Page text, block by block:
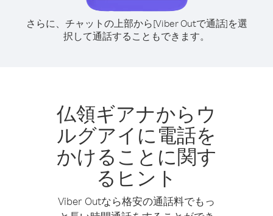
さらに、チャットの上部から[Viber Outで通話]を選
択して通話することもできます。
仏領ギアナからウ
ルグアイに電話を
かけることに関す
るヒント
Viber Outなら格安の通話料でもっ